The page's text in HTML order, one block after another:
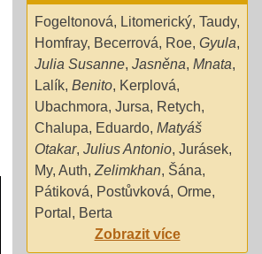
Fogeltonová, Litomerický, Taudy,
Homfray, Becerrová, Roe, Gyula,
Julia Susanne, Jasněna, Mnata,
Lalík, Benito, Kerplová,
Ubachmora, Jursa, Retych,
Chalupa, Eduardo, Matyáš
Otakar, Julius Antonio, Jurásek,
My, Auth, Zelimkhan, Šána,
Pátiková, Postůvková, Orme,
Portal , Berta
Zobrazit více